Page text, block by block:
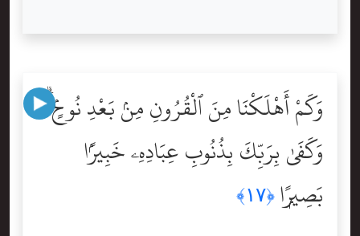
وَكَمْ أَهْلَكْنَا مِنَ ٱلْقُرُونِ مِنۢ بَعْدِ نُوحٍۢ ۗ
وَكَفَىٰ بِرَبِّكَ بِذُنُوبِ عِبَادِهِۦ خَبِيرًۢا
بَصِيرًۭا ﴿١٧﴾